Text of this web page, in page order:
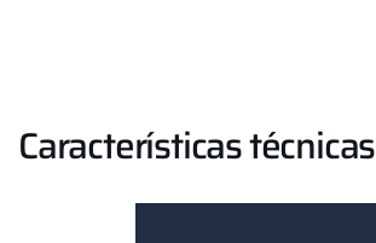
Características técnicas